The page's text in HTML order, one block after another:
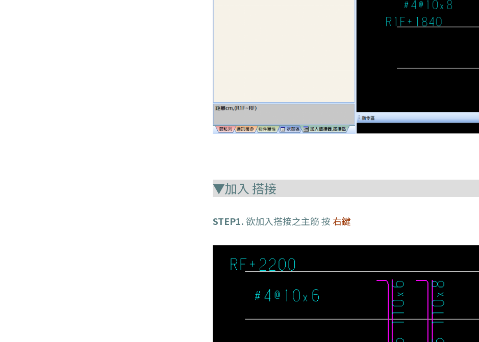
▼加入 搭接
STEP1.欲加入搭接之主筋 按右鍵